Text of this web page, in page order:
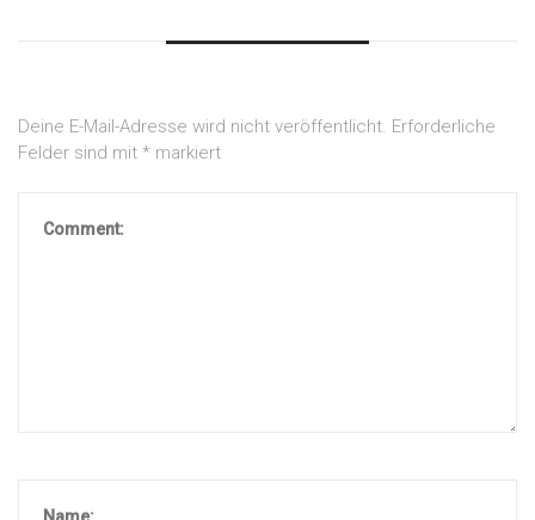
Deine E-Mail-Adresse wird nicht veröffentlicht. Erforderliche
Felder sind mit * markiert